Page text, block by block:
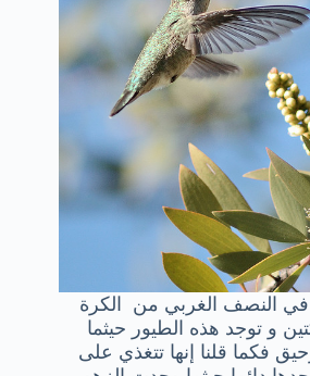
في النصف الغربي من الكرة
و توجد هذه الطيور حيثما
فكما قلنا إنها تتغذي على